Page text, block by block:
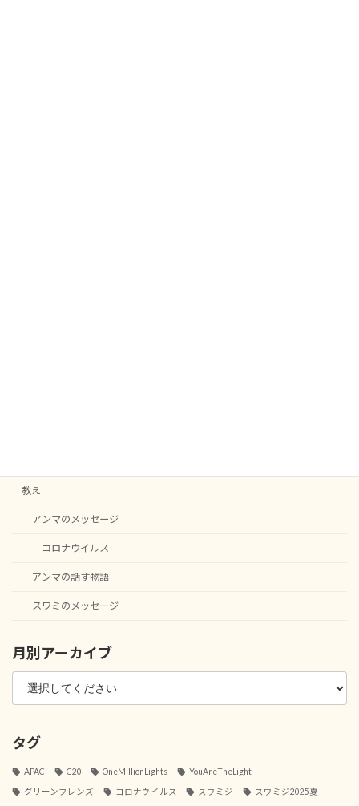
教え
アンマのメッセージ
コロナウイルス
アンマの話す物語
スワミのメッセージ
月別アーカイブ
タグ
APAC C20 OneMillionLights YouAreTheLight
グリーンフレンズ コロナウイルス スワミジ スワミジ2025夏